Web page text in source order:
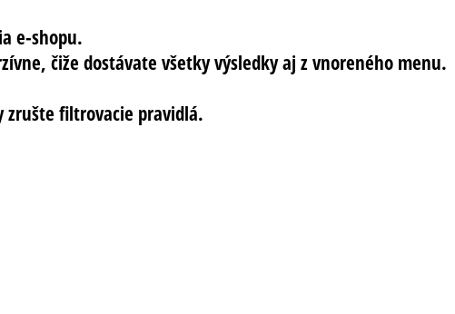
e-shopu.
čiže dostávate všetky výsledky aj z vnoreného menu.
zrušte filtrovacie pravidlá.